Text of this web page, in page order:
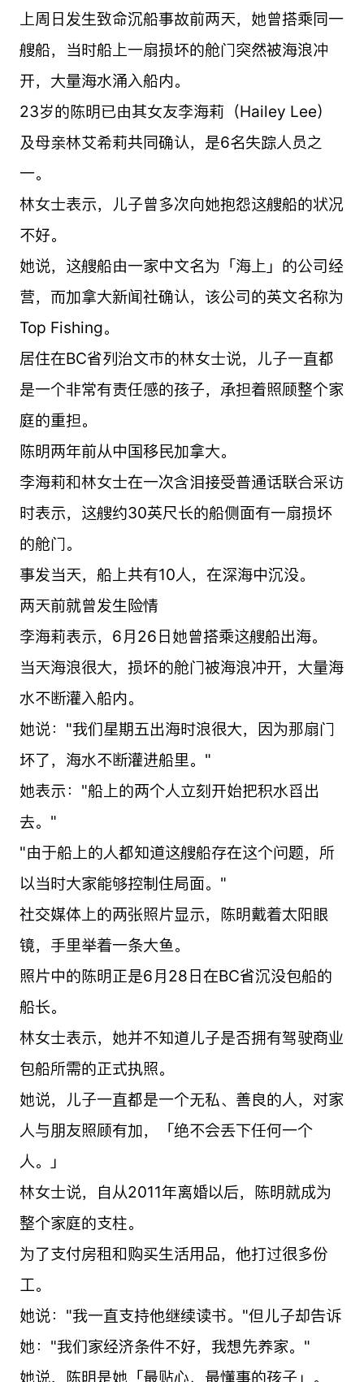
上周日发生致命沉船事故前两天，她曾搭乘同一
艘船，当时船上一扇损坏的舱门突然被海浪冲
开，大量海水涌入船内。
23岁的陈明已由其女友李海莉（Hailey Lee）
及母亲林艾希莉共同确认，是6名失踪人员之
一。
林女士表示，儿子曾多次向她抱怨这艘船的状况
不好。
她说，这艘船由一家中文名为「海上」的公司经
营，而加拿大新闻社确认，该公司的英文名称为
Top Fishing。
居住在BC省列治文市的林女士说，儿子一直都
是一个非常有责任感的孩子，承担着照顾整个家
庭的重担。
陈明两年前从中国移民加拿大。
李海莉和林女士在一次含泪接受普通话联合采访
时表示，这艘约30英尺长的船侧面有一扇损坏
的舱门。
事发当天，船上共有10人，在深海中沉没。
两天前就曾发生险情
李海莉表示，6月26日她曾搭乘这艘船出海。
当天海浪很大，损坏的舱门被海浪冲开，大量海
水不断灌入船内。
她说："我们星期五出海时浪很大，因为那扇门
坏了，海水不断灌进船里。"
她表示："船上的两个人立刻开始把积水舀出
去。"
"由于船上的人都知道这艘船存在这个问题，所
以当时大家能够控制住局面。"
社交媒体上的两张照片显示，陈明戴着太阳眼
镜，手里举着一条大鱼。
照片中的陈明正是6月28日在BC省沉没包船的
船长。
林女士表示，她并不知道儿子是否拥有驾驶商业
包船所需的正式执照。
她说，儿子一直都是一个无私、善良的人，对家
人与朋友照顾有加，「绝不会丢下任何一个
人。」
林女士说，自从2011年离婚以后，陈明就成为
整个家庭的支柱。
为了支付房租和购买生活用品，他打过很多份
工。
她说："我一直支持他继续读书。"但儿子却告诉
她："我们家经济条件不好，我想先养家。"
她说，陈明是她「最贴心、最懂事的孩子」。